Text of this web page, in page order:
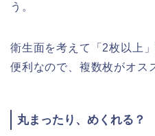
う。
衛生面を考えて「2枚以上
便利なので、複数枚がオス
丸まったり、めくれる？